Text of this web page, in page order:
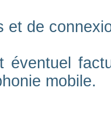
et de
éventuel
mobile.